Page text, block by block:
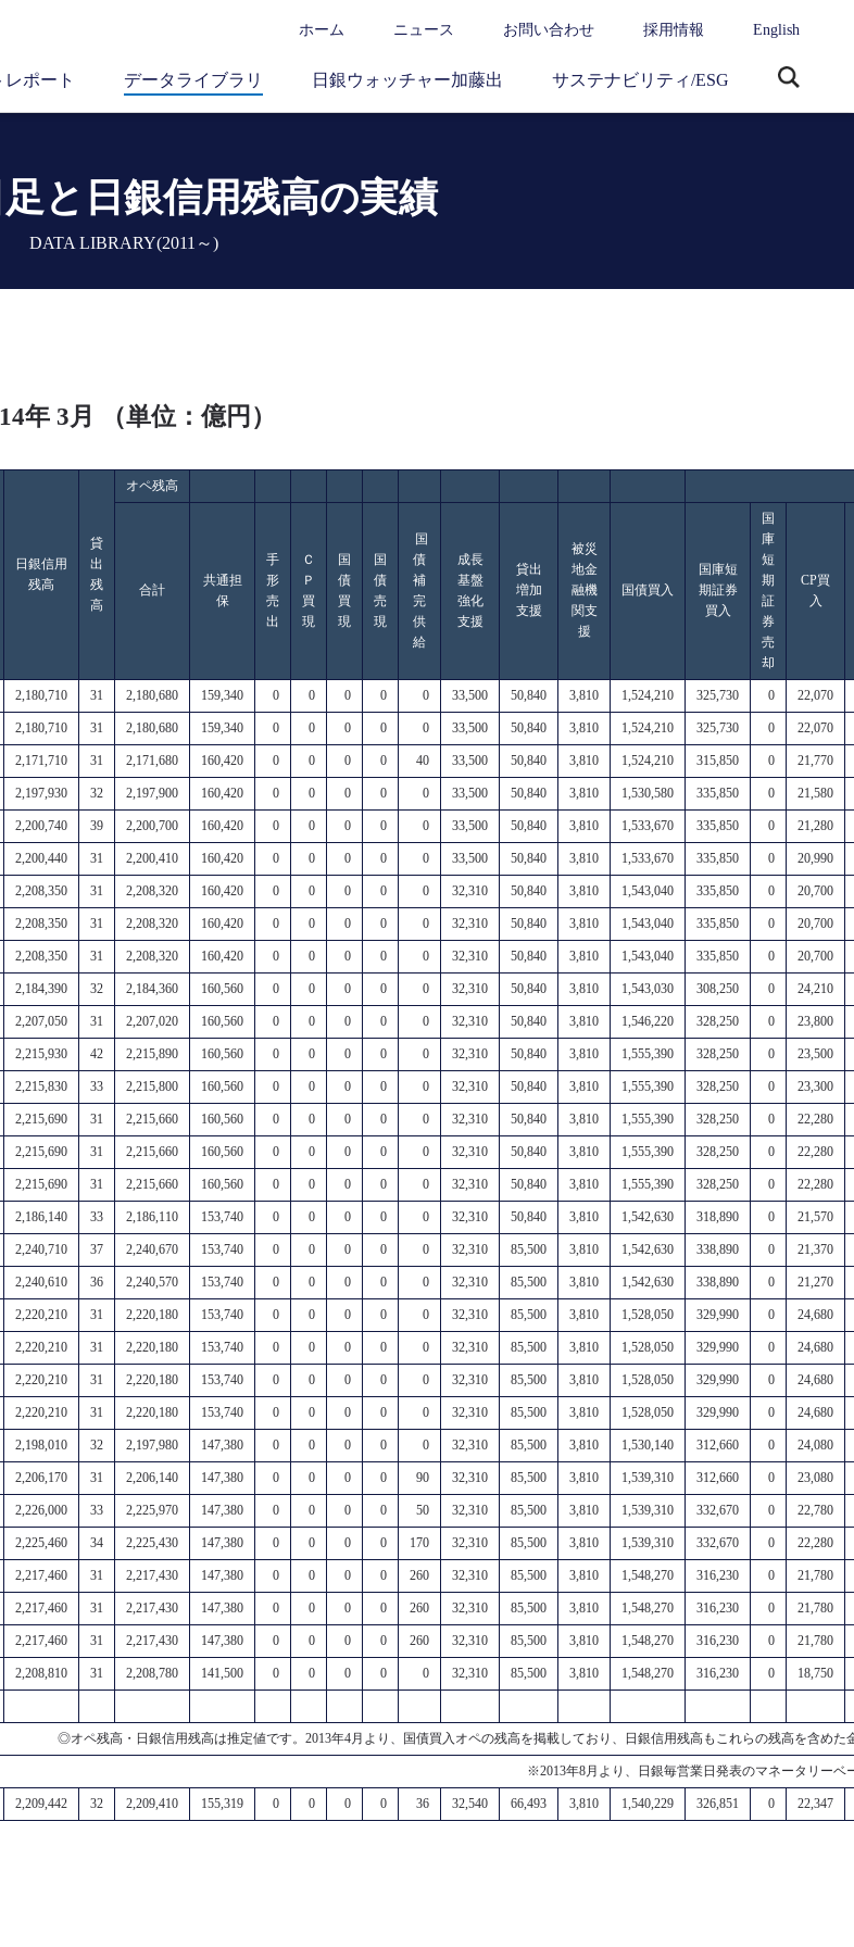
ホーム ニュース お問い合わせ 採用情報 English
ポート データライブラリ 日銀ウォッチャー加藤出 サステナビリティ/ESG
と 日銀信用残高の実績
DATA LIBRARY(2011～)
年 3月 （単位：億円）
日銀信用
残高
貸
出
残
高
オペ残高
合計
共通担
保
手
形
売
出
Ｃ
Ｐ
買
現
国
債
買
現
国
債
売
現
国
債
補
完
供
給
成長
基盤
強化
支援
貸出
増加
支援
被災
地金
融機
関支
援
国債買入
国庫短
期証券
買入
国
庫
短
期
証
券
売
却
CP買
入
2,180,710 31 2,180,680 159,340 0 0 0 0 0 33,500 50,840 3,810 1,524,210 325,730 0 22,070
2,180,710 31 2,180,680 159,340 0 0 0 0 0 33,500 50,840 3,810 1,524,210 325,730 0 22,070
2,171,710 31 2,171,680 160,420 0 0 0 0 40 33,500 50,840 3,810 1,524,210 315,850 0 21,770
2,197,930 32 2,197,900 160,420 0 0 0 0 0 33,500 50,840 3,810 1,530,580 335,850 0 21,580
2,200,740 39 2,200,700 160,420 0 0 0 0 0 33,500 50,840 3,810 1,533,670 335,850 0 21,280
2,200,440 31 2,200,410 160,420 0 0 0 0 0 33,500 50,840 3,810 1,533,670 335,850 0 20,990
2,208,350 31 2,208,320 160,420 0 0 0 0 0 32,310 50,840 3,810 1,543,040 335,850 0 20,700
2,208,350 31 2,208,320 160,420 0 0 0 0 0 32,310 50,840 3,810 1,543,040 335,850 0 20,700
2,208,350 31 2,208,320 160,420 0 0 0 0 0 32,310 50,840 3,810 1,543,040 335,850 0 20,700
2,184,390 32 2,184,360 160,560 0 0 0 0 0 32,310 50,840 3,810 1,543,030 308,250 0 24,210
2,207,050 31 2,207,020 160,560 0 0 0 0 0 32,310 50,840 3,810 1,546,220 328,250 0 23,800
2,215,930 42 2,215,890 160,560 0 0 0 0 0 32,310 50,840 3,810 1,555,390 328,250 0 23,500
2,215,830 33 2,215,800 160,560 0 0 0 0 0 32,310 50,840 3,810 1,555,390 328,250 0 23,300
2,215,690 31 2,215,660 160,560 0 0 0 0 0 32,310 50,840 3,810 1,555,390 328,250 0 22,280
2,215,690 31 2,215,660 160,560 0 0 0 0 0 32,310 50,840 3,810 1,555,390 328,250 0 22,280
2,215,690 31 2,215,660 160,560 0 0 0 0 0 32,310 50,840 3,810 1,555,390 328,250 0 22,280
2,186,140 33 2,186,110 153,740 0 0 0 0 0 32,310 50,840 3,810 1,542,630 318,890 0 21,570
2,240,710 37 2,240,670 153,740 0 0 0 0 0 32,310 85,500 3,810 1,542,630 338,890 0 21,370
2,240,610 36 2,240,570 153,740 0 0 0 0 0 32,310 85,500 3,810 1,542,630 338,890 0 21,270
2,220,210 31 2,220,180 153,740 0 0 0 0 0 32,310 85,500 3,810 1,528,050 329,990 0 24,680
2,220,210 31 2,220,180 153,740 0 0 0 0 0 32,310 85,500 3,810 1,528,050 329,990 0 24,680
2,220,210 31 2,220,180 153,740 0 0 0 0 0 32,310 85,500 3,810 1,528,050 329,990 0 24,680
2,220,210 31 2,220,180 153,740 0 0 0 0 0 32,310 85,500 3,810 1,528,050 329,990 0 24,680
2,198,010 32 2,197,980 147,380 0 0 0 0 0 32,310 85,500 3,810 1,530,140 312,660 0 24,080
2,206,170 31 2,206,140 147,380 0 0 0 0 90 32,310 85,500 3,810 1,539,310 312,660 0 23,080
2,226,000 33 2,225,970 147,380 0 0 0 0 50 32,310 85,500 3,810 1,539,310 332,670 0 22,780
2,225,460 34 2,225,430 147,380 0 0 0 0 170 32,310 85,500 3,810 1,539,310 332,670 0 22,280
2,217,460 31 2,217,430 147,380 0 0 0 0 260 32,310 85,500 3,810 1,548,270 316,230 0 21,780
2,217,460 31 2,217,430 147,380 0 0 0 0 260 32,310 85,500 3,810 1,548,270 316,230 0 21,780
2,217,460 31 2,217,430 147,380 0 0 0 0 260 32,310 85,500 3,810 1,548,270 316,230 0 21,780
2,208,810 31 2,208,780 141,500 0 0 0 0 0 32,310 85,500 3,810 1,548,270 316,230 0 18,750
◎オペ残高・日銀信用残高は推定値です。2013年4月より、国債買入オペの残高を掲載しており、日銀信用残高もこれらの残高を含めた
※2013年8月より、日銀毎営業日発表のマネータリーベ
2,209,442 32 2,209,410 155,319 0 0 0 0 36 32,540 66,493 3,810 1,540,229 326,851 0 22,347